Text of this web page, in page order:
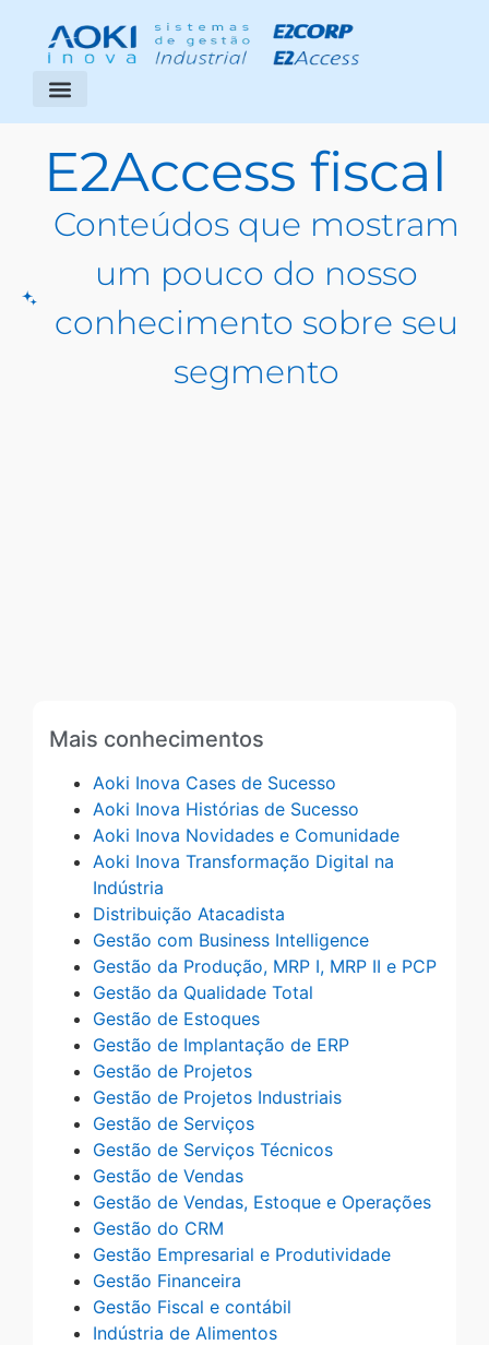
E2Access fiscal
Conteúdos que mostram
um pouco do nosso
conhecimento sobre seu
segmento
Mais conhecimentos
Aoki Inova Cases de Sucesso
Aoki Inova Histórias de Sucesso
Aoki Inova Novidades e Comunidade
Aoki Inova Transformação Digital na
Indústria
Distribuição Atacadista
Gestão com Business Intelligence
Gestão da Produção, MRP I, MRP II e PCP
Gestão da Qualidade Total
Gestão de Estoques
Gestão de Implantação de ERP
Gestão de Projetos
Gestão de Projetos Industriais
Gestão de Serviços
Gestão de Serviços Técnicos
Gestão de Vendas
Gestão de Vendas, Estoque e Operações
Gestão do CRM
Gestão Empresarial e Produtividade
Gestão Financeira
Gestão Fiscal e contábil
Indústria de Alimentos